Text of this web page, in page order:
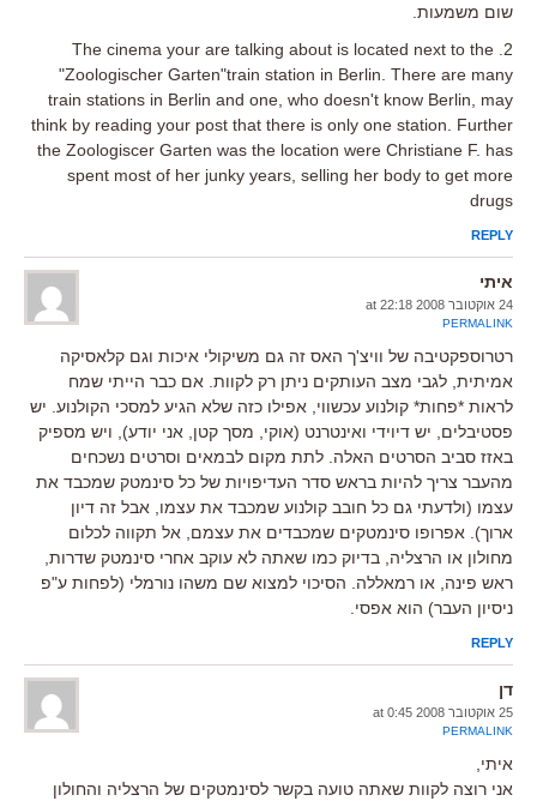
שום משמעות.
2. The cinema your are talking about is located next to the
"Zoologischer Garten"train station in Berlin. There are many
train stations in Berlin and one, who doesn't know Berlin, may
think by reading your post that there is only one station. Further
the Zoologiscer Garten was the location were Christiane F. has
spent most of her junky years, selling her body to get more
drugs
REPLY
איתי
24 אוקטובר 2008 at 22:18
PERMALINK
רטרוספקטיבה של וויצ'ך האס זה גם משיקולי איכות וגם קלאסיקה
אמיתית, לגבי מצב העותקים ניתן רק לקוות. אם כבר הייתי שמח
לראות *פחות* קולנוע עכשווי, אפילו כזה שלא הגיע למסכי הקולנוע. יש
פסטיבלים, יש דיוידי ואינטרנט (אוקי, מסך קטן, אני יודע), ויש מספיק
באזז סביב הסרטים האלה. לתת מקום לבמאים וסרטים נשכחים
מהעבר צריך להיות בראש סדר העדיפויות של כל סינמטק שמכבד את
עצמו (ולדעתי גם כל חובב קולנוע שמכבד את עצמו, אבל זה דיון
ארוך). אפרופו סינמטקים שמכבדים את עצמם, אל תקווה לכלום
מחולון או הרצליה, בדיוק כמו שאתה לא עוקב אחרי סינמטק שדרות,
ראש פינה, או רמאללה. הסיכוי למצוא שם משהו נורמלי (לפחות ע"פ
ניסיון העבר) הוא אפסי.
REPLY
דן
25 אוקטובר 2008 at 0:45
PERMALINK
איתי,
אני רוצה לקוות שאתה טועה בקשר לסינמטקים של הרצליה והחולון